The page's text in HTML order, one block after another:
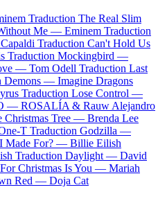
Traduction The Real Slim
Me — Eminem Traduction
Traduction Can't Hold Us
Traduction Mockingbird —
— Tom Odell Traduction Last
Demons — Imagine Dragons
Traduction Lose Control —
— ROSALÍA & Rauw Alejandro
Christmas Tree — Brenda Lee
T Traduction Godzilla —
Made For? — Billie Eilish
Traduction Daylight — David
Christmas Is You — Mariah
Red — Doja Cat